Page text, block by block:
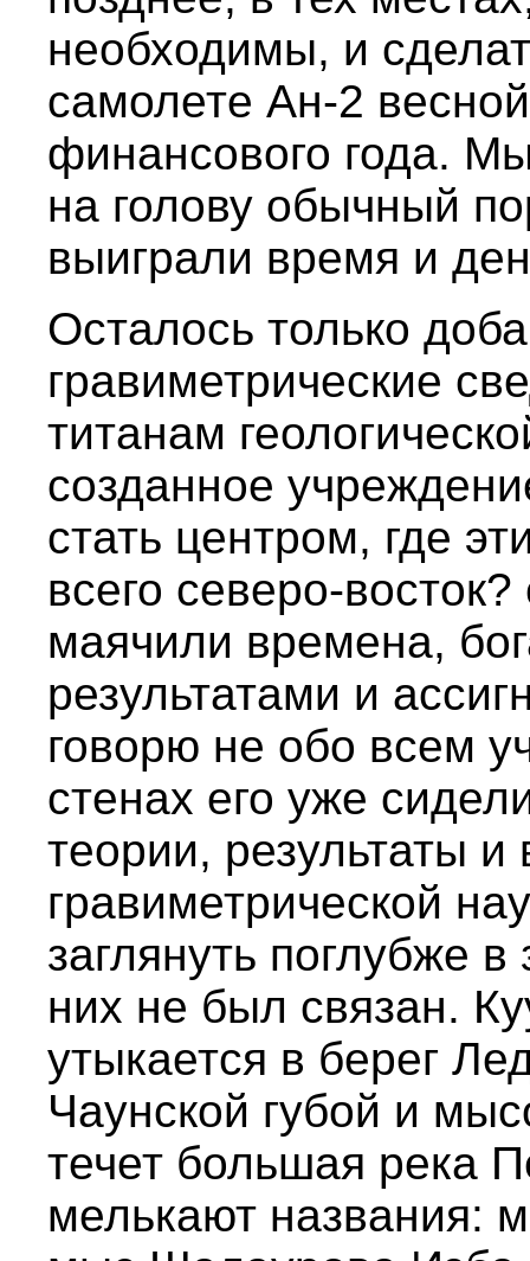
необходимы, и
самолете Ан-2
финансового года.
на голову обычный
выиграли время и
Осталось только
гравиметрические
титанам
созданное
стать центром, где
всего северо-
маячили времена,
результатами и
говорю не обо всем
стенах его уже
теории, результаты
гравиметрической
заглянуть поглубже
них не был связан.
утыкается в берег
Чаунской губой и
течет большая река
мелькают названия: